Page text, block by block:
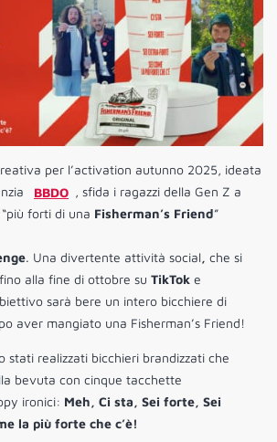
per l’activation autunno 2025, ideata
BBDO , sfida i ragazzi della Gen Z a
forti di una Fisherman’s Friend”
. Una divertente attività social, che si
alla fine di ottobre su TikTok e
sarà bere un intero bicchiere di
aver mangiato una Fisherman’s Friend!
stati realizzati bicchieri brandizzati che
bevuta con cinque tacchette
ironici: Meh, Ci sta, Sei forte, Sei
la più forte che c’è!